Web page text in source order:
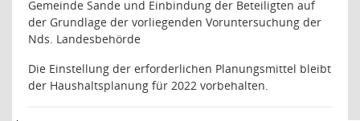
Gemeinde Sande und Einbindung der Beteiligten auf
der Grundlage der vorliegenden Voruntersuchung der
Nds. Landesbehörde
Die Einstellung der erforderlichen Planungsmittel bleibt
der Haushaltsplanung für 2022 vorbehalten.